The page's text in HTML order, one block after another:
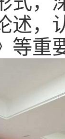
述
等重